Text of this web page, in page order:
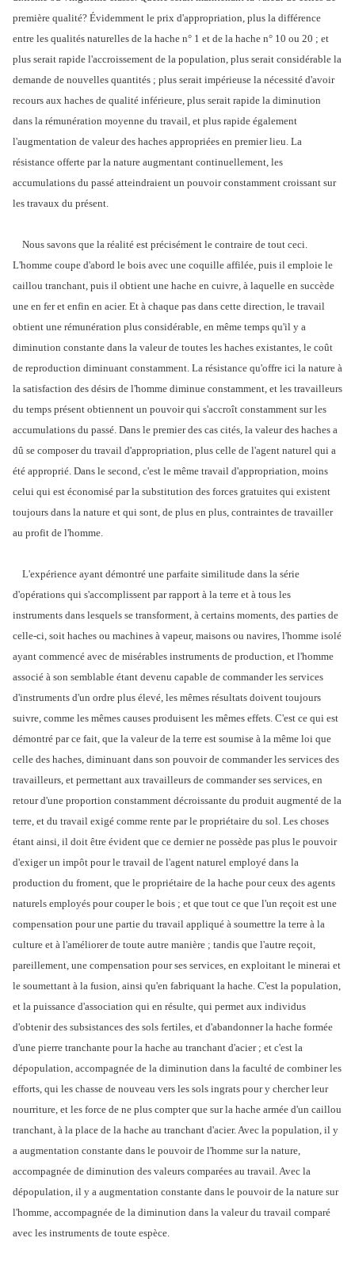
première qualité? Évidemment le prix d'appropriation, plus la différence
entre les qualités naturelles de la hache n° 1 et de la hache n° 10 ou 20 ; et
plus serait rapide l'accroissement de la population, plus serait considérable la
demande de nouvelles quantités ; plus serait impérieuse la nécessité d'avoir
recours aux haches de qualité inférieure, plus serait rapide la diminution
dans la rémunération moyenne du travail, et plus rapide également
l'augmentation de valeur des haches appropriées en premier lieu. La
résistance offerte par la nature augmentant continuellement, les
accumulations du passé atteindraient un pouvoir constamment croissant sur
les travaux du présent.
Nous savons que la réalité est précisément le contraire de tout ceci.
L'homme coupe d'abord le bois avec une coquille affilée, puis il emploie le
caillou tranchant, puis il obtient une hache en cuivre, à laquelle en succède
une en fer et enfin en acier. Et à chaque pas dans cette direction, le travail
obtient une rémunération plus considérable, en même temps qu'il y a
diminution constante dans la valeur de toutes les haches existantes, le coût
de reproduction diminuant constamment. La résistance qu'offre ici la nature à
la satisfaction des désirs de l'homme diminue constamment, et les travailleurs
du temps présent obtiennent un pouvoir qui s'accroît constamment sur les
accumulations du passé. Dans le premier des cas cités, la valeur des haches a
dû se composer du travail d'appropriation, plus celle de l'agent naturel qui a
été approprié. Dans le second, c'est le même travail d'appropriation, moins
celui qui est économisé par la substitution des forces gratuites qui existent
toujours dans la nature et qui sont, de plus en plus, contraintes de travailler
au profit de l'homme.
L'expérience ayant démontré une parfaite similitude dans la série
d'opérations qui s'accomplissent par rapport à la terre et à tous les
instruments dans lesquels se transforment, à certains moments, des parties de
celle-ci, soit haches ou machines à vapeur, maisons ou navires, l'homme isolé
ayant commencé avec de misérables instruments de production, et l'homme
associé à son semblable étant devenu capable de commander les services
d'instruments d'un ordre plus élevé, les mêmes résultats doivent toujours
suivre, comme les mêmes causes produisent les mêmes effets. C'est ce qui est
démontré par ce fait, que la valeur de la terre est soumise à la même loi que
celle des haches, diminuant dans son pouvoir de commander les services des
travailleurs, et permettant aux travailleurs de commander ses services, en
retour d'une proportion constamment décroissante du produit augmenté de la
terre, et du travail exigé comme rente par le propriétaire du sol. Les choses
étant ainsi, il doit être évident que ce dernier ne possède pas plus le pouvoir
d'exiger un impôt pour le travail de l'agent naturel employé dans la
production du froment, que le propriétaire de la hache pour ceux des agents
naturels employés pour couper le bois ; et que tout ce que l'un reçoit est une
compensation pour une partie du travail appliqué à soumettre la terre à la
culture et à l'améliorer de toute autre manière ; tandis que l'autre reçoit,
pareillement, une compensation pour ses services, en exploitant le minerai et
le soumettant à la fusion, ainsi qu'en fabriquant la hache. C'est la population,
et la puissance d'association qui en résulte, qui permet aux individus
d'obtenir des subsistances des sols fertiles, et d'abandonner la hache formée
d'une pierre tranchante pour la hache au tranchant d'acier ; et c'est la
dépopulation, accompagnée de la diminution dans la faculté de combiner les
efforts, qui les chasse de nouveau vers les sols ingrats pour y chercher leur
nourriture, et les force de ne plus compter que sur la hache armée d'un caillou
tranchant, à la place de la hache au tranchant d'acier. Avec la population, il y
a augmentation constante dans le pouvoir de l'homme sur la nature,
accompagnée de diminution des valeurs comparées au travail. Avec la
dépopulation, il y a augmentation constante dans le pouvoir de la nature sur
l'homme, accompagnée de la diminution dans la valeur du travail comparé
avec les instruments de toute espèce.